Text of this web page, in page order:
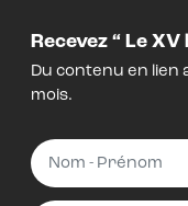
Recevez “ Le
Du contenu en lien
mois.